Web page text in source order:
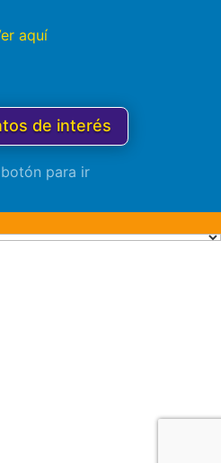
aquí
de interés
para ir